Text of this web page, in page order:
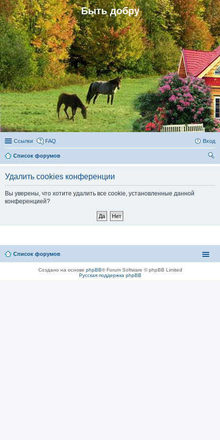
Быть добру
Ссылки FAQ Вход
Список форумов
Удалить cookies конференции
Вы уверены, что хотите удалить все cookie, установленные данной
конференцией?
Список форумов
Создано на основе phpBB® Forum Software © phpBB Limited
Русская поддержка phpBB